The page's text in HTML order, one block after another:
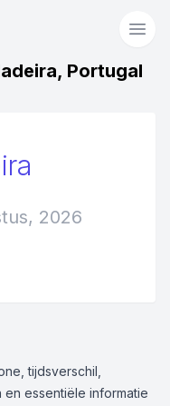
Portugal
2026
tijdsverschil,
essentiële informatie